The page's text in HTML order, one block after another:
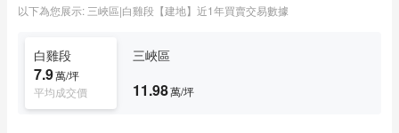
有巢氏房屋經國特區加盟店
昱達工商不動產有限公司
經紀人：鄭文暉（103）嘉縣字第138號
以下為您展示: 三峽區|白雞段【建地】近1年買賣交易數據
白雞段
7.9萬/坪
平均成交價
三峽區
11.98萬/坪